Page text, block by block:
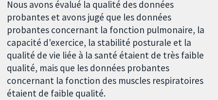
Nous avons évalué la qualité des données
probantes et avons jugé que les données
probantes concernant la fonction pulmonaire, la
capacité d'exercice, la stabilité posturale et la
qualité de vie liée à la santé étaient de très faible
qualité, mais que les données probantes
concernant la fonction des muscles respiratoires
étaient de faible qualité.